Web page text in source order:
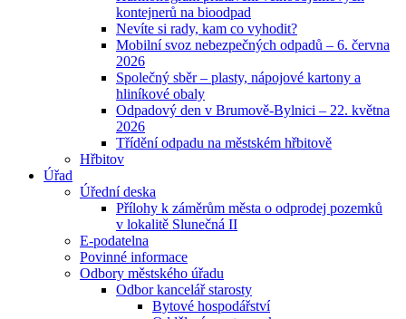
kontejnerů na bioodpad
Nevíte si rady, kam co vyhodit?
Mobilní svoz nebezpečných odpadů – 6. června
2026
Společný sběr – plasty, nápojové kartony a
hliníkové obaly
Odpadový den v Brumově-Bylnici – 22. května
2026
Třídění odpadu na městském hřbitově
Hřbitov
Úřad
Úřední deska
Přílohy k záměrům města o odprodej pozemků
v lokalitě Slunečná II
E-podatelna
Povinné informace
Odbory městského úřadu
Odbor kancelář starosty
Bytové hospodářství